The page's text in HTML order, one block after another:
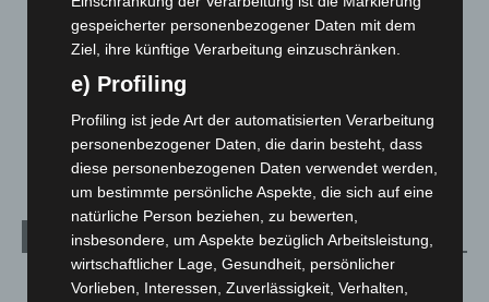
Leserbriefe
Menschen
Über uns
Veranstaltungen
1.887
1.269
Archiv
August 2026(9)
gespeicherter personenbezogener Daten mit dem
Ziel, ihre künftige Verarbeitung einzuschränken.
e) Profiling
Profiling ist jede Art der automatisierten Verarbeitung
personenbezogener Daten, die darin besteht, dass
diese personenbezogenen Daten verwendet werden,
um bestimmte persönliche Aspekte, die sich auf eine
natürliche Person beziehen, zu bewerten,
insbesondere, um Aspekte bezüglich Arbeitsleistung,
wirtschaftlicher Lage, Gesundheit, persönlicher
Vorlieben, Interessen, Zuverlässigkeit, Verhalten,